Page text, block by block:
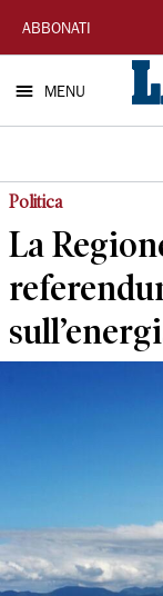
La
Nuova
Sardegna
ABBONATI
MENU
Politica
La